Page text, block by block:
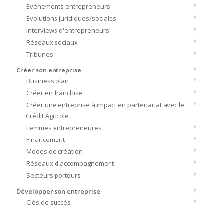
Evènements entrepreneurs
Evolutions juridiques/sociales
Interviews d'entrepreneurs
Réseaux sociaux
Tribunes
Créer son entreprise
Business plan
Créer en franchise
Créer une entreprise à impact en partenariat avec le
Crédit Agricole
Femmes entrepreneures
Financement
Modes de création
Réseaux d'accompagnement
Secteurs porteurs
Développer son entreprise
Clés de succès